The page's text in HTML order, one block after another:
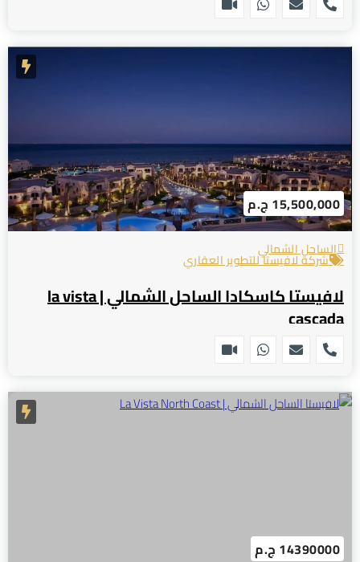
15,500,000 ج.م
الساحل الشمالي
شركة لافيستا للتطوير العقاري
لافيستا كاسكادا الساحل الشمالي | la vista
cascada
14390000 ج.م